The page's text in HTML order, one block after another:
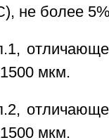
не более
мкм.
мкм.